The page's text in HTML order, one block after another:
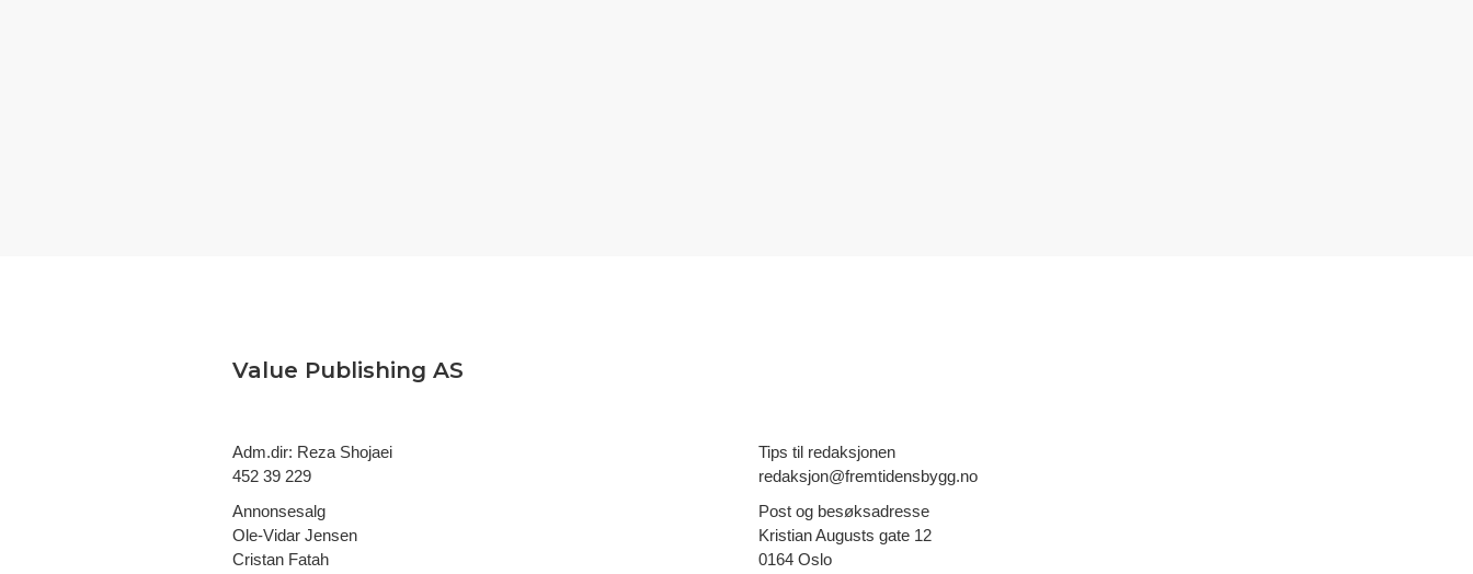
Value Publishing AS
Adm.dir: Reza Shojaei
452 39 229
Annonsesalg
Ole-Vidar Jensen
Cristan Fatah
Tips til redaksjonen
redaksjon@fremtidensbygg.no
Post og besøksadresse
Kristian Augusts gate 12
0164 Oslo